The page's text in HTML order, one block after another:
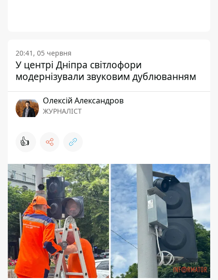
20:41, 05 червня
У центрі Дніпра світлофори
модернізували звуковим дублюванням
Олексій Александров
ЖУРНАЛІСТ
👍